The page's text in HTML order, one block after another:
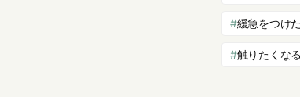
緩急をつけ
触りたくな